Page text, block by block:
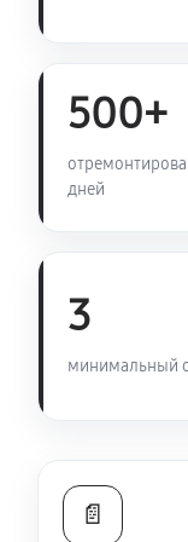
500+
дней
3
минимальный
📄